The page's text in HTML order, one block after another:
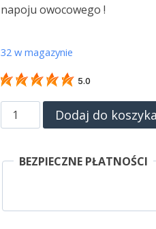
napoju owocowego !
32 w magazynie
5.0
ilość
Syrop
FruttaMax
Dodaj do koszyka
BEZPIECZNE PŁATNOŚCI